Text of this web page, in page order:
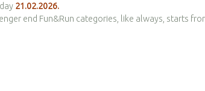
21.02.2026.
end Fun&Run categories, like always, starts